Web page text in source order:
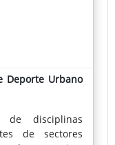
Deporte Urbano
de disciplinas
de sectores